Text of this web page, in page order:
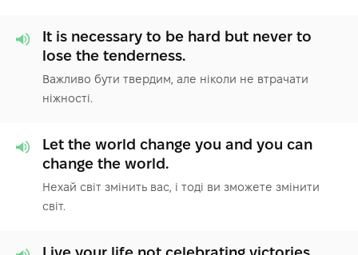
It is necessary to be hard but never to
lose the tenderness.
Важливо бути твердим, але ніколи не втрачати
ніжності.
Let the world change you and you can
change the world.
Нехай світ змінить вас, і тоді ви зможете змінити
світ.